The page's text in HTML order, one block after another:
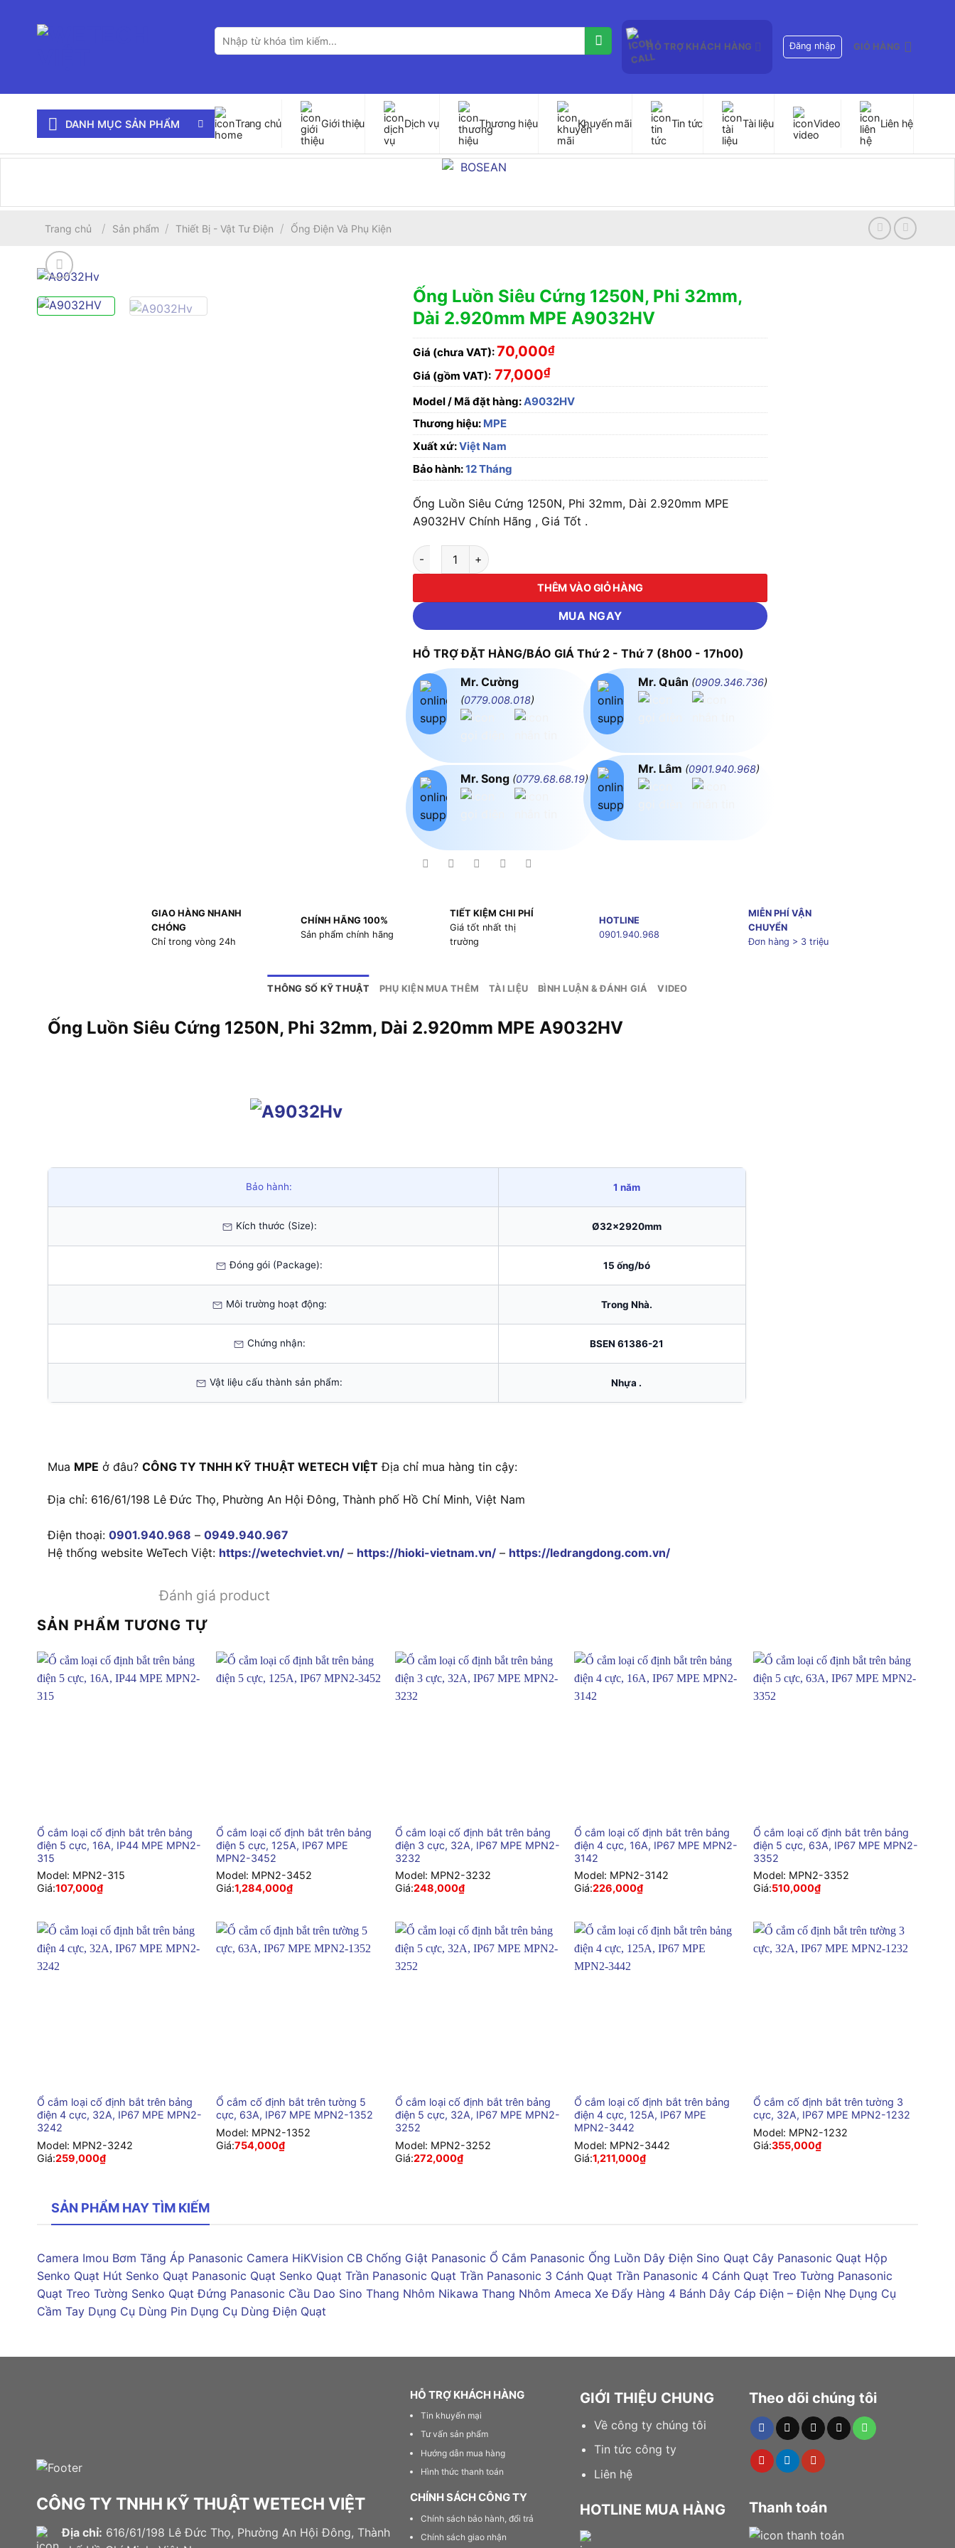
Tìm
kiếm:
HỖ TRỢ KHÁCH HÀNG Đăng nhập GIỎ HÀNG
DANH MỤC SẢN PHẨM Trang chủ Giới thiệu Dịch vụ Thương hiệu Khuyến mãi Tin tức Tài liệu Video Liên hệ
Trang chủ / Sản phẩm / Thiết Bị - Vật Tư Điện / Ống Điện Và Phụ Kiện
Ống Luồn Siêu Cứng 1250N, Phi 32mm,
Dài 2.920mm MPE A9032HV
Giá (chưa VAT):70,000₫
Giá (gồm VAT): 77,000₫
Model / Mã đặt hàng:A9032HV
Thương hiệu: MPE
Xuất xứ:Việt Nam
Bảo hành:12 Tháng
Ống Luồn Siêu Cứng 1250N, Phi 32mm, Dài 2.920mm MPE
A9032HV Chính Hãng , Giá Tốt .
Ống Luồn Siêu Cứng 1250N, Phi 32mm, Dài 2.920mm MPE A9032HV số lượng
THÊM VÀO GIỎ HÀNG
MUA NGAY
HỖ TRỢ ĐẶT HÀNG/BÁO GIÁ Thứ 2 - Thứ 7 (8h00 - 17h00)
Mr. Cường
(0779.008.018)
Mr. Song (0779.68.68.19)
Mr. Quân (0909.346.736)
Mr. Lâm (0901.940.968)
GIAO HÀNG NHANH
CHÓNG
Chỉ trong vòng 24h
CHÍNH HÃNG 100%
Sản phẩm chính hãng
TIẾT KIỆM CHI PHÍ
Giá tốt nhất thị
trường
HOTLINE
0901.940.968
MIỄN PHÍ VẬN
CHUYỂN
Đơn hàng > 3 triệu
THÔNG SỐ KỸ THUẬT PHỤ KIỆN MUA THÊM TÀI LIỆU BÌNH LUẬN & ĐÁNH GIÁ VIDEO
Ống Luồn Siêu Cứng 1250N, Phi 32mm, Dài 2.920mm MPE A9032HV
Bảo hành: 1 năm
Kích thước (Size): Ø32x2920mm
Đóng gói (Package): 15 ống/bó
Môi trường hoạt động: Trong Nhà.
Chứng nhận: BSEN 61386-21
Vật liệu cấu thành sản phẩm: Nhựa .
Mua MPE ở đâu? CÔNG TY TNHH KỸ THUẬT WETECH VIỆT Địa chỉ mua hàng tin cậy:
Địa chỉ: 616/61/198 Lê Đức Thọ, Phường An Hội Đông, Thành phố Hồ Chí Minh, Việt Nam
Điện thoại: 0901.940.968 – 0949.940.967
Hệ thống website WeTech Việt: https://wetechviet.vn/ – https://hioki-vietnam.vn/ – https://ledrangdong.com.vn/
Đánh giá product
SẢN PHẨM TƯƠNG TỰ
Ổ cắm loại cố định bắt trên bảng
điện 5 cực, 16A, IP44 MPE MPN2-
315
Model: MPN2-315
Giá:107,000₫
Ổ cắm loại cố định bắt trên bảng
điện 5 cực, 125A, IP67 MPE
MPN2-3452
Model: MPN2-3452
Giá:1,284,000₫
Ổ cắm loại cố định bắt trên bảng
điện 3 cực, 32A, IP67 MPE MPN2-
3232
Model: MPN2-3232
Giá:248,000₫
Ổ cắm loại cố định bắt trên bảng
điện 4 cực, 16A, IP67 MPE MPN2-
3142
Model: MPN2-3142
Giá:226,000₫
Ổ cắm loại cố định bắt trên bảng
điện 5 cực, 63A, IP67 MPE MPN2-
3352
Model: MPN2-3352
Giá:510,000₫
Ổ cắm loại cố định bắt trên bảng
điện 4 cực, 32A, IP67 MPE MPN2-
3242
Model: MPN2-3242
Giá:259,000₫
Ổ cắm cố định bắt trên tường 5
cực, 63A, IP67 MPE MPN2-1352
Model: MPN2-1352
Giá:754,000₫
Ổ cắm loại cố định bắt trên bảng
điện 5 cực, 32A, IP67 MPE MPN2-
3252
Model: MPN2-3252
Giá:272,000₫
Ổ cắm loại cố định bắt trên bảng
điện 4 cực, 125A, IP67 MPE
MPN2-3442
Model: MPN2-3442
Giá:1,211,000₫
Ổ cắm cố định bắt trên tường 3
cực, 32A, IP67 MPE MPN2-1232
Model: MPN2-1232
Giá:355,000₫
SẢN PHẨM HAY TÌM KIẾM
Camera Imou Bơm Tăng Áp Panasonic Camera HiKVision CB Chống Giật Panasonic Ổ Cắm Panasonic Ống Luồn Dây Điện Sino Quạt Cây Panasonic Quạt Hộp
Senko Quạt Hút Senko Quạt Panasonic Quạt Senko Quạt Trần Panasonic Quạt Trần Panasonic 3 Cánh Quạt Trần Panasonic 4 Cánh Quạt Treo Tường Panasonic
Quạt Treo Tường Senko Quạt Đứng Panasonic Cầu Dao Sino Thang Nhôm Nikawa Thang Nhôm Ameca Xe Đẩy Hàng 4 Bánh Dây Cáp Điện – Điện Nhẹ Dụng Cụ
Cầm Tay Dụng Cụ Dùng Pin Dụng Cụ Dùng Điện Quạt
CÔNG TY TNHH KỸ THUẬT WETECH VIỆT
Địa chỉ: 616/61/198 Lê Đức Thọ, Phường An Hội Đông, Thành
HỖ TRỢ KHÁCH HÀNG
Tin khuyến mại
Tư vấn sản phẩm
Hướng dẫn mua hàng
Hình thức thanh toán
CHÍNH SÁCH CÔNG TY
Chính sách bảo hành, đổi trả
Chính sách giao nhận
GIỚI THIỆU CHUNG
Về công ty chúng tôi
Tin tức công ty
Liên hệ
HOTLINE MUA HÀNG
Theo dõi chúng tôi
Thanh toán